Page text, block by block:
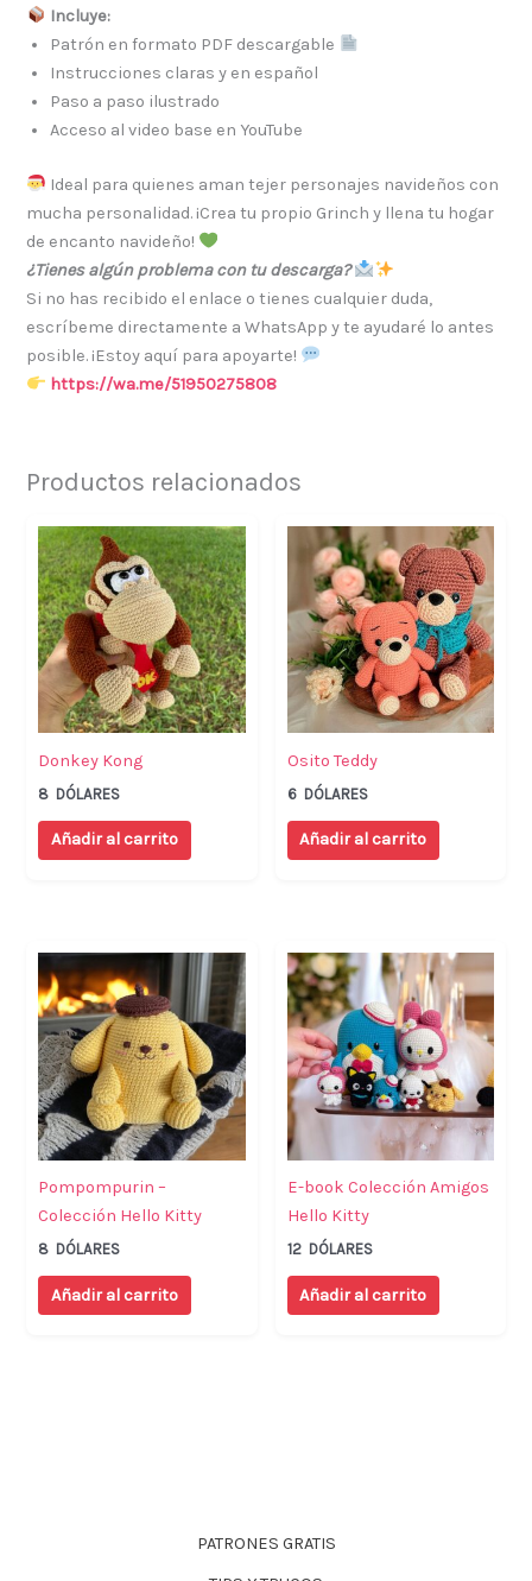
Incluye:
Patrón en formato PDF descargable
Instrucciones claras y en español
Paso a paso ilustrado
Acceso al video base en YouTube
Ideal para quienes aman tejer personajes navideños con
mucha personalidad. ¡Crea tu propio Grinch y llena tu hogar
de encanto navideño!
¿Tienes algún problema con tu descarga?
Si no has recibido el enlace o tienes cualquier duda,
escríbeme directamente a WhatsApp y te ayudaré lo antes
posible. ¡Estoy aquí para apoyarte!
https://wa.me/51950275808
Productos relacionados
Donkey Kong
8 DÓLARES
Añadir al carrito
Osito Teddy
6 DÓLARES
Añadir al carrito
Pompompurin –
Colección Hello Kitty
8 DÓLARES
Añadir al carrito
E-book Colección Amigos
Hello Kitty
12 DÓLARES
Añadir al carrito
PATRONES GRATIS